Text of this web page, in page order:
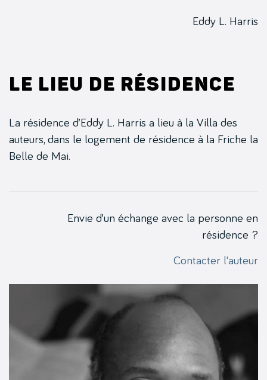
Eddy L. Harris
Le lieu de résidence
La résidence d’Eddy L. Harris a lieu à la Villa des
auteurs, dans le logement de résidence à la Friche la
Belle de Mai.
Envie d’un échange avec la personne en
résidence ?
Contacter l'auteur